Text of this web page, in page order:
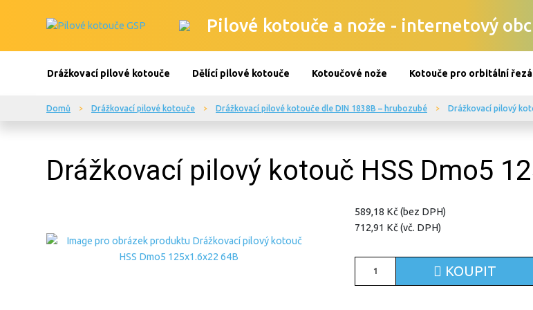
Pilové kotouče a nože - internetový
Drážkovací pilové kotouče Dělící pilové kotouče Kotoučové nože Kotouče pro orbitální
Domů Drážkovací pilové kotouče Drážkovací pilové kotouče dle DIN 1838B – hrubozubé Drážkovací pilový
Drážkovací pilový kotouč HSS Dmo5
589,18 Kč (bez DPH)
712,91 Kč (vč. DPH)
KOUPIT